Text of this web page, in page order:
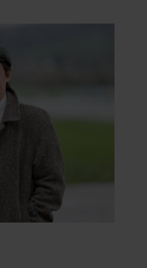
vooral
zijn gevoel